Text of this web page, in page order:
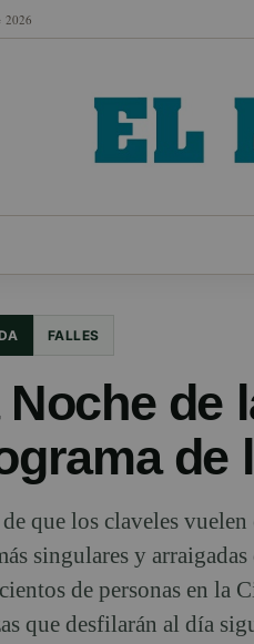
2026
FALLES
Noche de
de
que los claveles
singulares y
de personas en la
que desfilarán al día